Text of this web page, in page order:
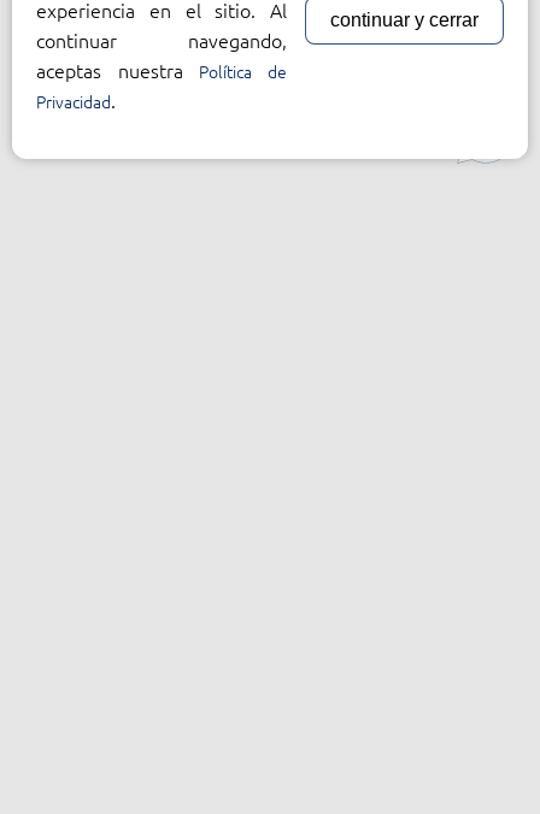
experiencia en el sitio. Al
continuar navegando,
aceptas nuestra Política de
Privacidad.
continuar y cerrar